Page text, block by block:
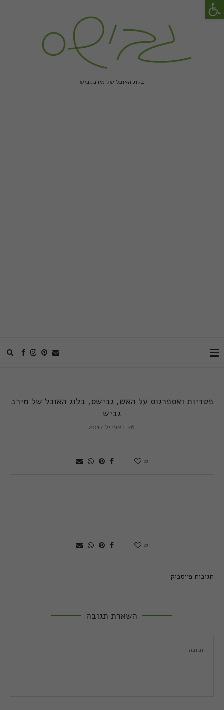
בלוג האוכל של מירב גביש
פטריות ואספרגוס על האש, גבישס, בלוג האוכל של מירב
גביש
26 באפריל 2017
0
0
תגובות פייסבוק
השארת תגובה